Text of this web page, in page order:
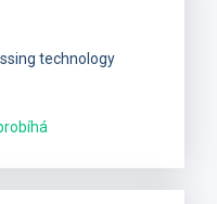
technology